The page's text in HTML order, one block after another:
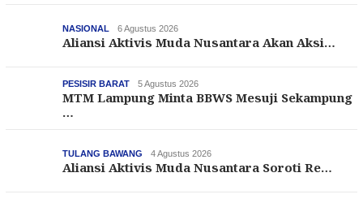
NASIONAL 6 Agustus 2026
Aliansi Aktivis Muda Nusantara Akan Aksi…
PESISIR BARAT 5 Agustus 2026
MTM Lampung Minta BBWS Mesuji Sekampung
…
TULANG BAWANG 4 Agustus 2026
Aliansi Aktivis Muda Nusantara Soroti Re…